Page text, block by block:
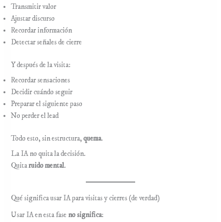
Transmitir valor
Ajustar discurso
Recordar información
Detectar señales de cierre
Y después de la visita:
Recordar sensaciones
Decidir cuándo seguir
Preparar el siguiente paso
No perder el lead
Todo esto, sin estructura,quema.
La IA no quita la decisión.
Quitaruido mental.
Qué significa usar IA para visitas y cierres (de verdad)
Usar IA en esta fase no significa: